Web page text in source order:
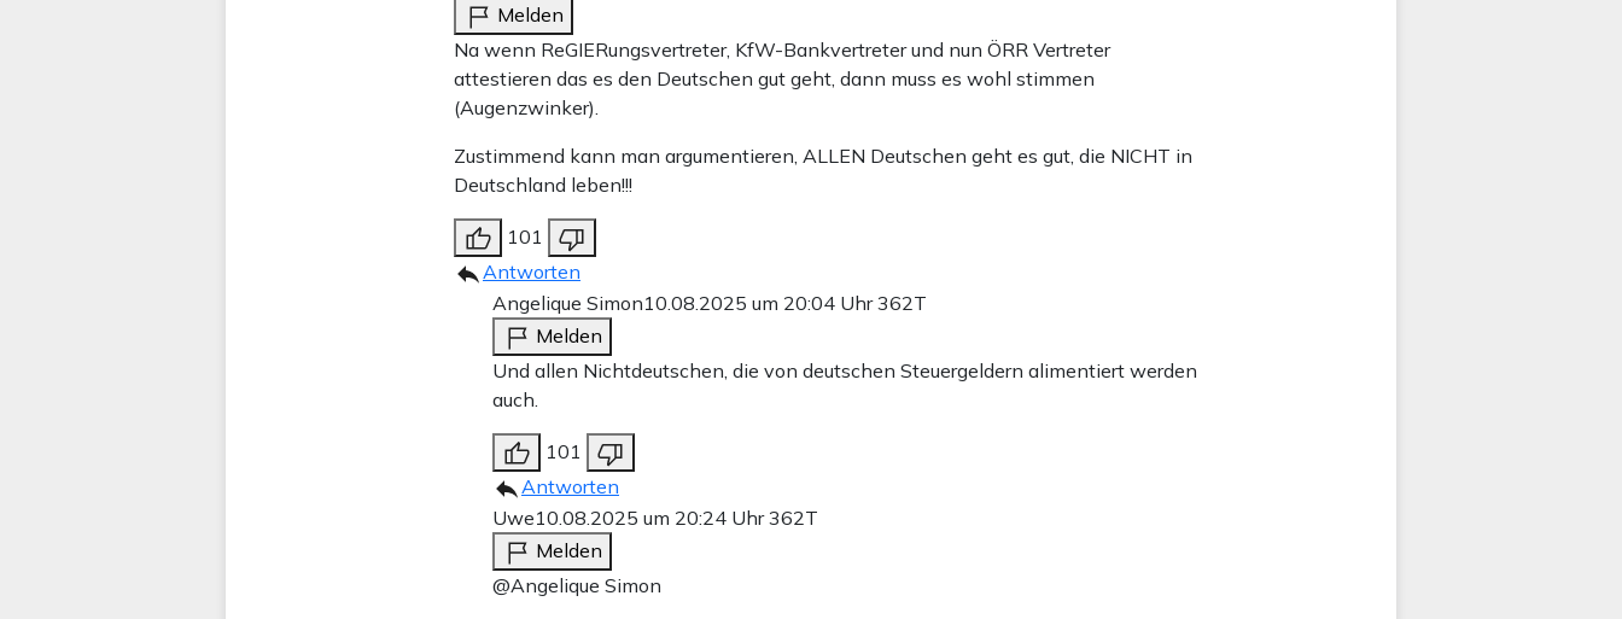
Melden
Na wenn ReGIERungsvertreter, KfW-Bankvertreter und nun ÖRR Vertreter
attestieren das es den Deutschen gut geht, dann muss es wohl stimmen
(Augenzwinker).
Zustimmend kann man argumentieren, ALLEN Deutschen geht es gut, die NICHT in
Deutschland leben!!!
101
Antworten
Angelique Simon10.08.2025 um 20:04 Uhr362T
Melden
Und allen Nichtdeutschen, die von deutschen Steuergeldern alimentiert werden
auch.
101
Antworten
Uwe10.08.2025 um 20:24 Uhr362T
Melden
@Angelique Simon